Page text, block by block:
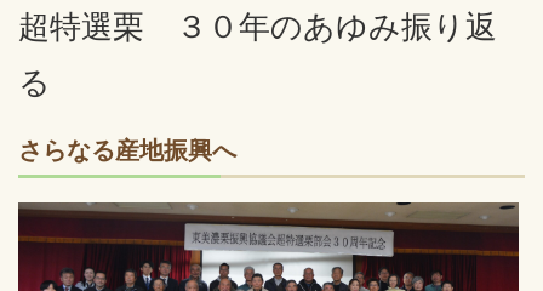
超特選栗 ３０年のあゆみ振り返
る
さらなる産地振興へ